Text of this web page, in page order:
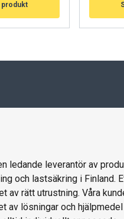
produkt
ledande leverantör av
och lastsäkring i Finland.
av rätt utrustning. Våra
av lösningar och